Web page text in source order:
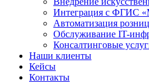
Интеграция с ФГИС
Автоматизация
Обслуживание IT-
Консалтинговые
Наши клиенты
Кейсы
Контакты